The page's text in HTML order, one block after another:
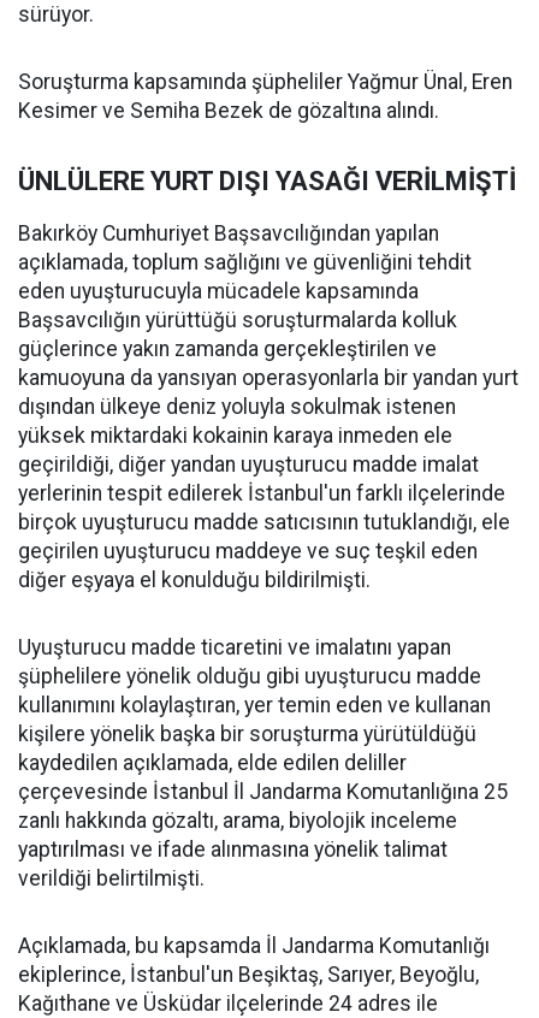
sürüyor.
Soruşturma kapsamında şüpheliler Yağmur Ünal, Eren
Kesimer ve Semiha Bezek de gözaltına alındı.
ÜNLÜLERE YURT DIŞI YASAĞI VERİLMİŞTİ
Bakırköy Cumhuriyet Başsavcılığından yapılan
açıklamada, toplum sağlığını ve güvenliğini tehdit
eden uyuşturucuyla mücadele kapsamında
Başsavcılığın yürüttüğü soruşturmalarda kolluk
güçlerince yakın zamanda gerçekleştirilen ve
kamuoyuna da yansıyan operasyonlarla bir yandan yurt
dışından ülkeye deniz yoluyla sokulmak istenen
yüksek miktardaki kokainin karaya inmeden ele
geçirildiği, diğer yandan uyuşturucu madde imalat
yerlerinin tespit edilerek İstanbul'un farklı ilçelerinde
birçok uyuşturucu madde satıcısının tutuklandığı, ele
geçirilen uyuşturucu maddeye ve suç teşkil eden
diğer eşyaya el konulduğu bildirilmişti.
Uyuşturucu madde ticaretini ve imalatını yapan
şüphelilere yönelik olduğu gibi uyuşturucu madde
kullanımını kolaylaştıran, yer temin eden ve kullanan
kişilere yönelik başka bir soruşturma yürütüldüğü
kaydedilen açıklamada, elde edilen deliller
çerçevesinde İstanbul İl Jandarma Komutanlığına 25
zanlı hakkında gözaltı, arama, biyolojik inceleme
yaptırılması ve ifade alınmasına yönelik talimat
verildiği belirtilmişti.
Açıklamada, bu kapsamda İl Jandarma Komutanlığı
ekiplerince, İstanbul'un Beşiktaş, Sarıyer, Beyoğlu,
Kağıthane ve Üsküdar ilçelerinde 24 adres ile